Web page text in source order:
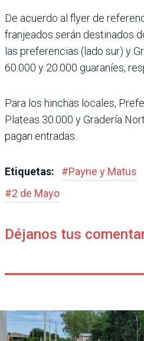
De acuerdo al flyer de
franjeados serán destina­dos
las preferencias (lado sur) y
60.000 y 20.000 guaraníes,
Para los hinchas locales,
Plateas 30.000 y Gradería
pagan entradas.
Etiquetas: #Payne y Matus
#2 de Mayo
Déjanos tus